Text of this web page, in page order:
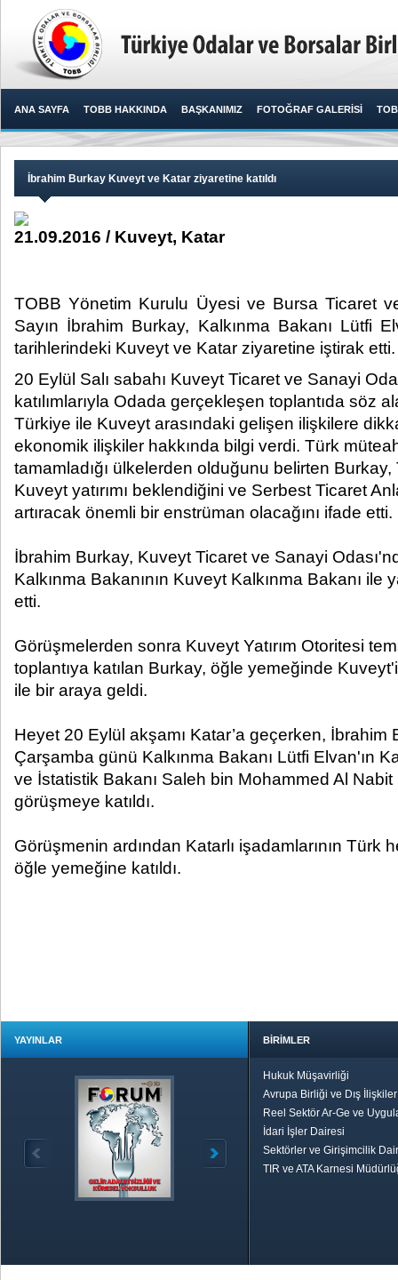
ANA SAYFA TOBB HAKKINDA BAŞKANIMIZ FOTOĞRAF GALERİSİ
İbrahim Burkay Kuveyt ve Katar ziyaretine katıldı
21.09.2016 / Kuveyt, Katar
TOBB Yönetim Kurulu Üyesi ve Bursa Ticaret
Sayın İbrahim Burkay, Kalkınma Bakanı Lütfi
tarihlerindeki Kuveyt ve Katar ziyaretine iştirak etti.​
20 Eylül Salı sabahı Kuveyt Ticaret ve Sanayi
katılımlarıyla Odada gerçekleşen toplantıda söz
Türkiye ile Kuveyt arasındaki gelişen ilişkilere
ekonomik ilişkiler hakkında bilgi verdi. Türk
tamamladığı ülkelerden olduğunu belirten
Kuveyt yatırımı beklendiğini ve Serbest Ticaret
artıracak önemli bir enstrüman olacağını ifade etti.
İbrahim Burkay, Kuveyt Ticaret ve Sanayi
Kalkınma Bakanının Kuveyt Kalkınma Bakanı ile
etti.
Görüşmelerden sonra Kuveyt Yatırım Otoritesi
toplantıya katılan Burkay, öğle yemeğinde
ile bir araya geldi.
Heyet 20 Eylül akşamı Katar’a geçerken,
Çarşamba günü Kalkınma Bakanı Lütfi Elvan'ın
ve İstatistik Bakanı Saleh bin Mohammed Al
görüşmeye katıldı.
Görüşmenin ardından Katarlı işadamlarının Türk
öğle yemeğine katıldı.
YAYINLAR BİRİMLER
Hukuk Müşavirliği
Avrupa Birliği ve Dış
Reel Sektör Ar-Ge ve
İdari İşler Dairesi
Sektörler ve Girişimcilik
TIR ve ATA Karnesi